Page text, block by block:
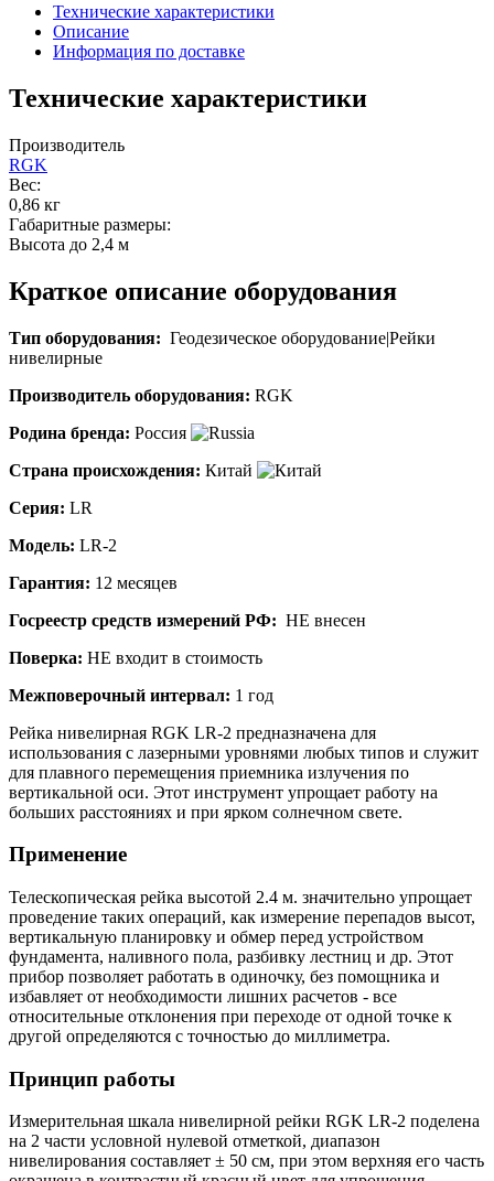
Технические характеристики
Описание
Информация по доставке
Технические характеристики
Производитель
RGK
Вес:
0,86 кг
Габаритные размеры:
Высота до 2,4 м
Краткое описание оборудования
Тип оборудования: Геодезическое оборудование|Рейки
нивелирные
Производитель оборудования: RGK
Родина бренда: Россия
Страна происхождения: Китай
Серия: LR
Модель: LR-2
Гарантия: 12 месяцев
Госреестр средств измерений РФ: НЕ внесен
Поверка: НЕ входит в стоимость
Межповерочный интервал: 1 год
Рейка нивелирная RGK LR-2 предназначена для
использования с лазерными уровнями любых типов и служит
для плавного перемещения приемника излучения по
вертикальной оси. Этот инструмент упрощает работу на
больших расстояниях и при ярком солнечном свете.
Применение
Телескопическая рейка высотой 2.4 м. значительно упрощает
проведение таких операций, как измерение перепадов высот,
вертикальную планировку и обмер перед устройством
фундамента, наливного пола, разбивку лестниц и др. Этот
прибор позволяет работать в одиночку, без помощника и
избавляет от необходимости лишних расчетов - все
относительные отклонения при переходе от одной точке к
другой определяются с точностью до миллиметра.
Принцип работы
Измерительная шкала нивелирной рейки RGK LR-2 поделена
на 2 части условной нулевой отметкой, диапазон
нивелирования составляет ± 50 см, при этом верхняя его часть